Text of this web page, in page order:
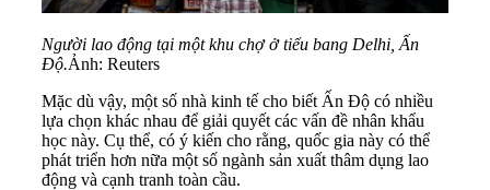
Người lao động tại một khu chợ ở tiểu bang Delhi, Ấn
Độ.Ảnh: Reuters
Mặc dù vậy, một số nhà kinh tế cho biết Ấn Độ có nhiều
lựa chọn khác nhau để giải quyết các vấn đề nhân khẩu
học này. Cụ thể, có ý kiến cho rằng, quốc gia này có thể
phát triển hơn nữa một số ngành sản xuất thâm dụng lao
động và cạnh tranh toàn cầu.